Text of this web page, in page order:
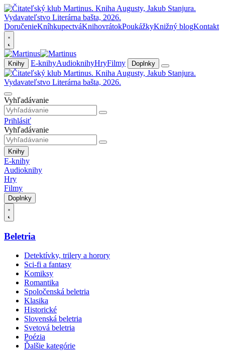
DoručenieKníhkupectváKnihovrátokPoukážkyKnižný blogKontakt
Knihy E-knihyAudioknihyHryFilmy Doplnky
Vyhľadávanie
Prihlásiť
Vyhľadávanie
Knihy
E-knihy
Audioknihy
Hry
Filmy
Doplnky
Beletria
Detektívky, trilery a horory
Sci-fi a fantasy
Komiksy
Romantika
Spoločenská beletria
Klasika
Historické
Slovenská beletria
Svetová beletria
Poézia
Ďalšie kategórie